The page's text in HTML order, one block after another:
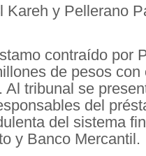
y Pellerano
contraído por
de pesos
tribunal se
del
del sistema
y Banco Mercantil.